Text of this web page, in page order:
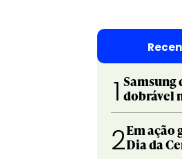
1 dobrável
2Em ação
Dia da